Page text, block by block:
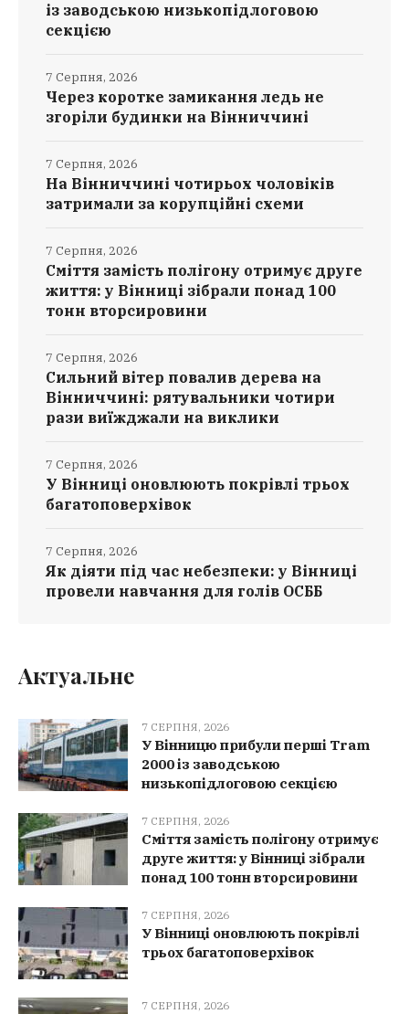
із заводською низькопідлоговою
секцією
Через коротке замикання ледь не
згоріли будинки на Вінниччині
7 Серпня, 2026
На Вінниччині чотирьох чоловіків
затримали за корупційні схеми
7 Серпня, 2026
Сміття замість полігону отримує друге
життя: у Вінниці зібрали понад 100
тонн вторсировини
7 Серпня, 2026
Сильний вітер повалив дерева на
Вінниччині: рятувальники чотири
рази виїжджали на виклики
7 Серпня, 2026
У Вінниці оновлюють покрівлі трьох
багатоповерхівок
7 Серпня, 2026
Як діяти під час небезпеки: у Вінниці
провели навчання для голів ОСББ
7 Серпня, 2026
Актуальне
7 СЕРПНЯ, 2026
У Вінницю прибули перші Tram
2000 із заводською
низькопідлоговою секцією
7 СЕРПНЯ, 2026
Сміття замість полігону отримує
друге життя: у Вінниці зібрали
понад 100 тонн вторсировини
7 СЕРПНЯ, 2026
У Вінниці оновлюють покрівлі
трьох багатоповерхівок
7 СЕРПНЯ, 2026